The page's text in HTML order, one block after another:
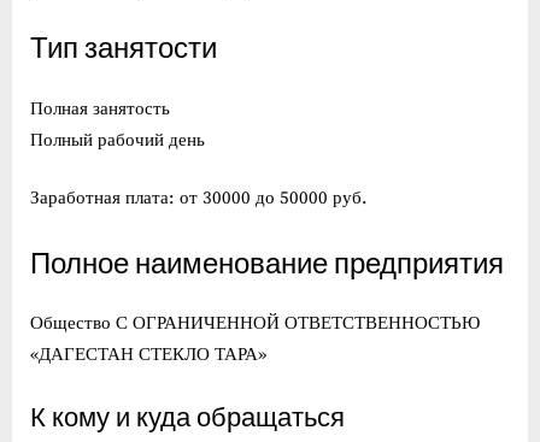
Тип занятости
Полная занятость
Полный рабочий день
Заработная плата: от 30000 до 50000 руб.
Полное наименование предприятия
Общество С ОГРАНИЧЕННОЙ ОТВЕТСТВЕННОСТЬЮ
«ДАГЕСТАН СТЕКЛО ТАРА»
К кому и куда обращаться